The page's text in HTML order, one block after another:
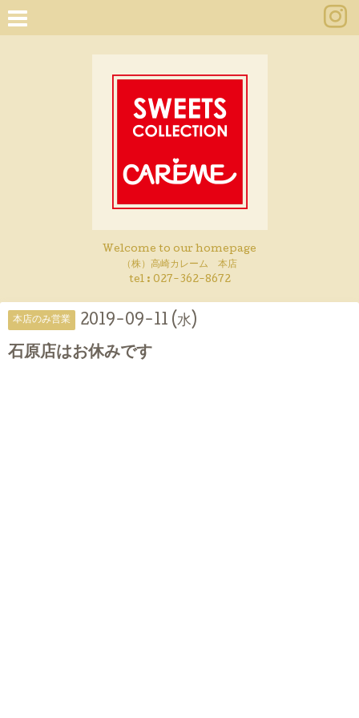
Welcome to our homepage
（株）高崎カレーム 本店
tel : 027-362-8672
本店のみ営業 2019-09-11 (水)
石原店はお休みです